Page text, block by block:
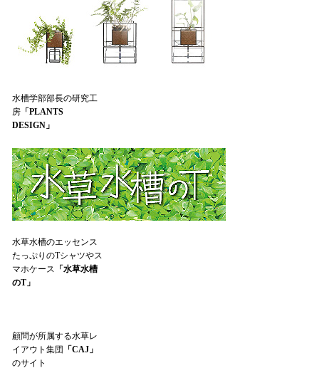
水槽学部部長の研究工
房「PLANTS
DESIGN」
水草水槽のエッセンス
たっぷりのTシャツやス
マホケース 「水草水槽
のT」
顧問が所属する水草レ
イアウト集団
「CAJ」
のサイト